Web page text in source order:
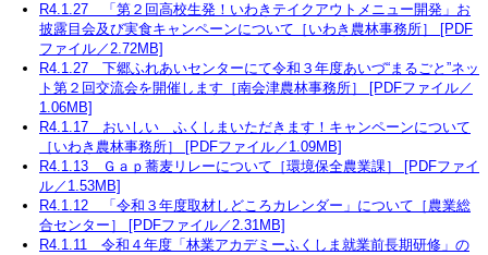
R4.1.27 「第２回高校生発！いわきテイクアウトメニュー開発」お
披露目会及び実食キャンペーンについて［いわき農林事務所］ [PDF
ファイル／2.72MB]
R4.1.27 下郷ふれあいセンターにて令和３年度あいづ“まるごと”ネッ
ト第２回交流会を開催します［南会津農林事務所］ [PDFファイル／
1.06MB]
R4.1.17 おいしい ふくしまいただきます！キャンペーンについて
［いわき農林事務所］ [PDFファイル／1.09MB]
R4.1.13 Ｇａｐ蕎麦リレーについて［環境保全農業課］ [PDFファイ
ル／1.53MB]
R4.1.12 「令和３年度取材しどころカレンダー」について［農業総
合センター］ [PDFファイル／2.31MB]
R4.1.11 令和４年度「林業アカデミーふくしま就業前長期研修」の